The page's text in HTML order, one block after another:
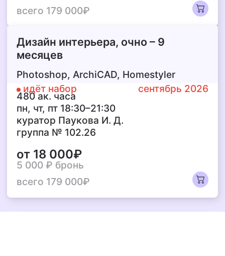
всего 179 000₽
Дизайн интерьера, очно – 9
месяцев
Photoshop, ArchiCAD, Homestyler
идёт набор
сентябрь 2026
480 ак. часа
пн, чт, пт 18:30–21:30
куратор Паукова И. Д.
группа № 102.26
от 18 000₽
5 000 ₽ бронь
всего 179 000₽